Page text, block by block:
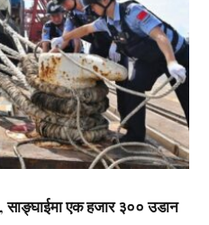
साङ्घाईमा एक हजार ३०० उडान